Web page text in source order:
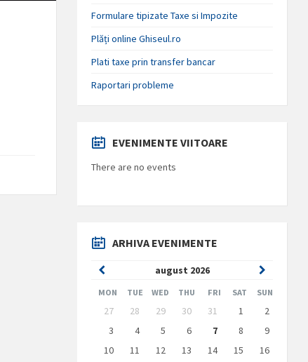
Formulare tipizate Taxe si Impozite
Plăți online Ghiseul.ro
Plati taxe prin transfer bancar
Raportari probleme
EVENIMENTE VIITOARE
There are no events
ARHIVA EVENIMENTE
august 2026
Previous
Month
Next
Month
MON TUE WED THU FRI SAT SUN
Skip
calendar
days
27 28 29 30 31 1
2
3
4 5 6 7 8
9
10
11 12 13 14 15
16